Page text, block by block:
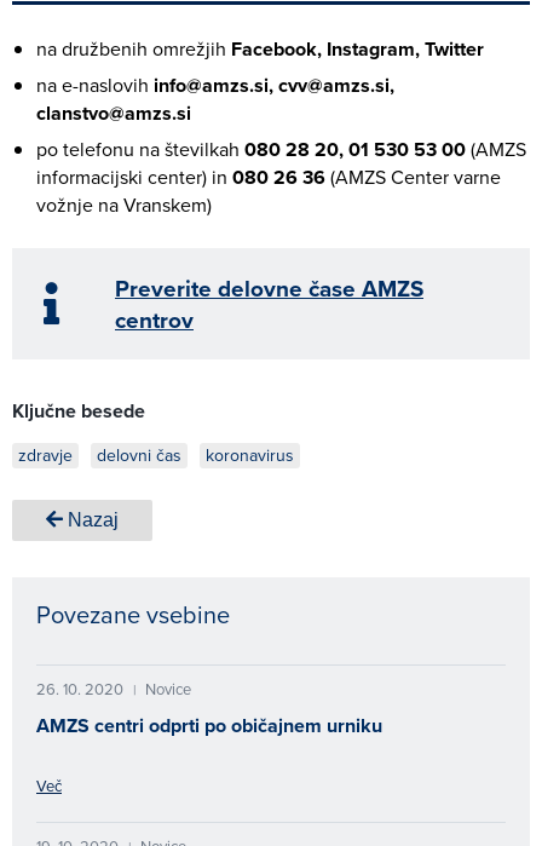
na družbenih omrežjih Facebook, Instagram, Twitter
na e-naslovih info@amzs.si, cvv@amzs.si,
clanstvo@amzs.si
po telefonu na številkah 080 28 20, 01 530 53 00(AMZS
informacijski center) in 080 26 36(AMZS Center varne
vožnje na Vranskem)
Preverite delovne čase AMZS
centrov
Ključne besede
zdravje delovni čas koronavirus
Nazaj
Povezane vsebine
26. 10. 2020 | Novice
AMZS centri odprti po običajnem urniku
Več